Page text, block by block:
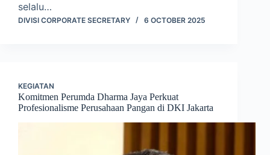
selalu…
DIVISI CORPORATE SECRETARY 6 OCTOBER 2025
KEGIATAN
Komitmen Perumda Dharma Jaya Perkuat
Profesionalisme Perusahaan Pangan di DKI Jakarta